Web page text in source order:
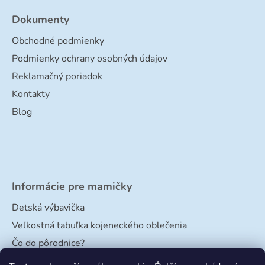
Dokumenty
Obchodné podmienky
Podmienky ochrany osobných údajov
Reklamačný poriadok
Kontakty
Blog
Informácie pre mamičky
Detská výbavička
Veľkostná tabuľka kojeneckého oblečenia
Čo do pôrodnice?
Veľkostná tabuľka papučiek